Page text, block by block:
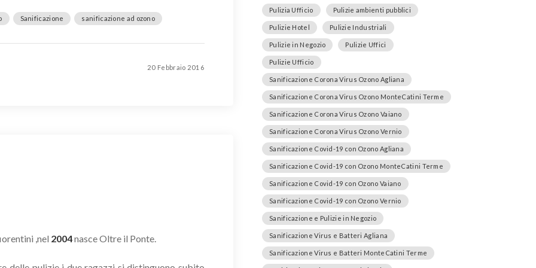
Sanificazione sanificazione ad ozono
20 Febbraio 2016
,nel 2004nasce Oltre il Ponte.
Pulizia Ufficio Pulizie ambienti pubblici
Pulizie Hotel Pulizie Industriali
Pulizie in Negozio Pulizie Uffici
Pulizie Ufficio
Sanificazione Corona Virus Ozono Agliana
Sanificazione Corona Virus Ozono MonteCatini Terme
Sanificazione Corona Virus Ozono Vaiano
Sanificazione Corona Virus Ozono Vernio
Sanificazione Covid-19 con Ozono Agliana
Sanificazione Covid-19 con Ozono MonteCatini Terme
Sanificazione Covid-19 con Ozono Vaiano
Sanificazione Covid-19 con Ozono Vernio
Sanificazione e Pulizie in Negozio
Sanificazione Virus e Batteri Agliana
Sanificazione Virus e Batteri MonteCatini Terme